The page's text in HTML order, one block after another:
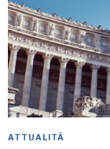
ATTUALITÀ